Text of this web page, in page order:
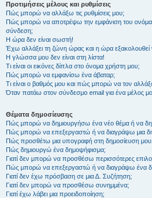
Προτιμήσεις μέλους και ρυθμίσεις
Πώς μπορώ να αλλάξω τις ρυθμίσεις μου;
Πώς μπορώ να αποτρέψω την εμφάνιση του
σύνδεση;
Η ώρα δεν είναι σωστή!
Έχω αλλάξει τη ζώνη ώρας και η ώρα εξακολουθεί
Η γλώσσα μου δεν είναι στη λίστα!
Τι είναι οι εικόνες δίπλα στο όνομα χρήστη μου;
Πώς μπορώ να εμφανίσω ένα άβαταρ;
Τι είναι ο βαθμός μου και πώς μπορώ να τον
Όταν πατάω στον σύνδεσμο email για ένα μέλος
Θέματα δημοσίευσης
Πώς μπορώ να δημιουργήσω ένα νέο θέμα ή να
Πώς μπορώ να επεξεργαστώ ή να διαγράψω μια
Πώς προσθέτω μια υπογραφή στη δημοσίευση μου;
Πώς δημιουργώ ένα δημοψήφισμα;
Γιατί δεν μπορώ να προσθέσω περισσότερες
Πώς μπορώ να επεξεργαστώ ή να διαγράψω ένα
Γιατί δεν έχω πρόσβαση σε μια Δ. Συζήτηση;
Γιατί δεν μπορώ να προσθέσω συνημμένα;
Γιατί έχω λάβει μια προειδοποίηση;